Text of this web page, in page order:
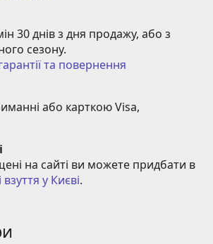
30 днів з дня продажу, або з
сезону.
та повернення
або карткою Visa,
на сайті ви можете придбати в
у Києві.